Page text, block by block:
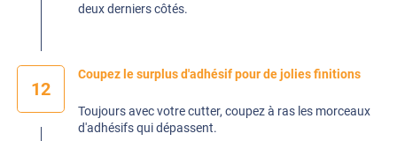
deux derniers côtés.
12
Coupez le surplus d'adhésif pour de jolies finitions
Toujours avec votre cutter, coupez à ras les morceaux
d'adhésifs qui dépassent.